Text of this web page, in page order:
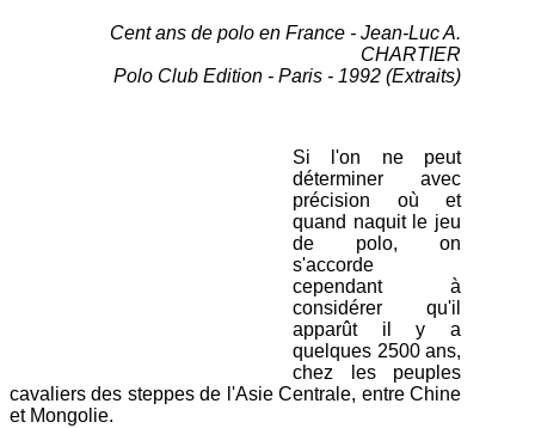
Cent ans de polo en France - Jean-Luc A.
CHARTIER
Polo Club Edition - Paris - 1992 (Extraits)
Si l'on ne peut
déterminer avec
précision où et
quand naquit le jeu
de polo, on
s'accorde
cependant à
considérer qu'il
apparût il y a
quelques 2500 ans,
chez les peuples
cavaliers des steppes de l'Asie Centrale, entre Chine
et Mongolie.